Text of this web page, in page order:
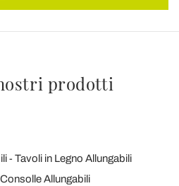
prodotti
Tavoli in Legno Allungabili
Consolle Allungabili